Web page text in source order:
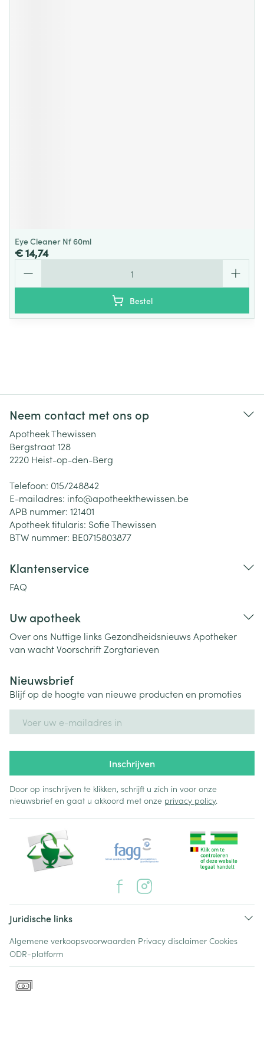
Eye Cleaner Nf 60ml
€ 14,74
Bestel
Neem contact met ons op
Apotheek Thewissen
Bergstraat 128
2220 Heist-op-den-Berg
Telefoon: 015/248842
E-mailadres: info@apotheekthewissen.be
APB nummer: 121401
Apotheek titularis: Sofie Thewissen
BTW nummer: BE0715803877
Klantenservice
FAQ
Uw apotheek
Over ons Nuttige links Gezondheidsnieuws Apotheker
van wachtVoorschriftZorgtarieven
Nieuwsbrief
Blijf op de hoogte van nieuwe producten en promoties
Inschrijven
Door op inschrijven te klikken, schrijft u zich in voor onze
nieuwsbrief en gaat u akkoord met onze privacy policy.
Juridische links
Algemene verkoopsvoorwaarden Privacy disclaimer Cookies
ODR-platform